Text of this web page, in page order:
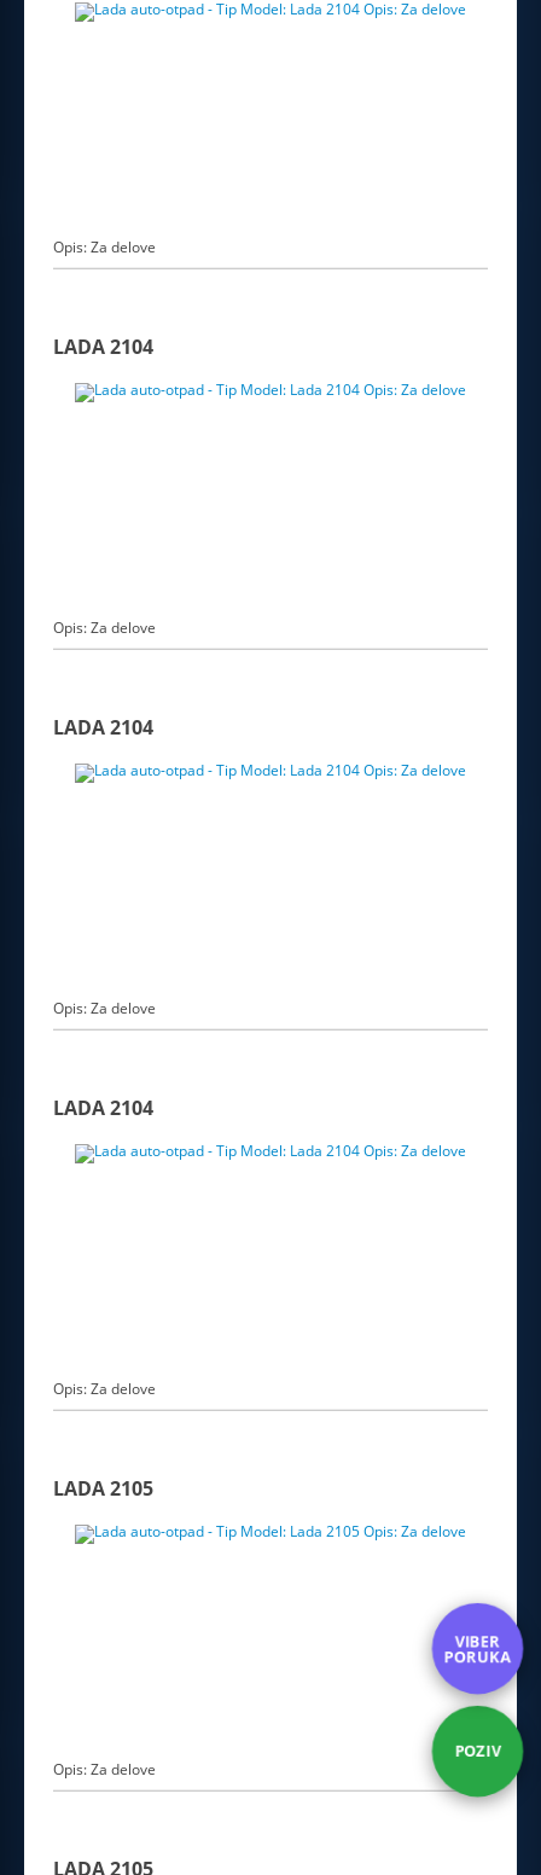
POZIV
VIBER
PORUKA
Opis: Za delove
LADA 2104
Opis: Za delove
LADA 2104
Opis: Za delove
LADA 2104
Opis: Za delove
LADA 2105
Opis: Za delove
LADA 2105